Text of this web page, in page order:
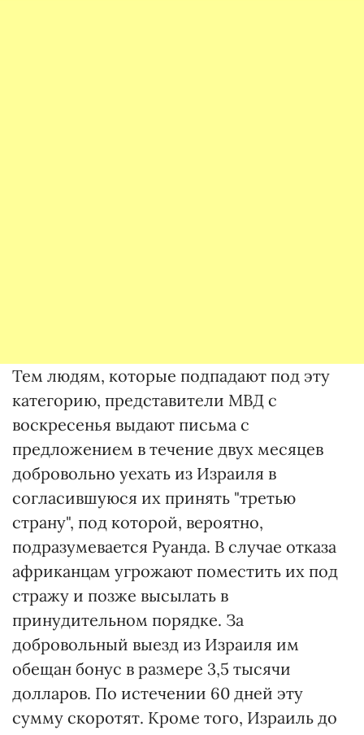
Тем людям, которые подпадают под эту
категорию, представители МВД с
воскресенья выдают письма с
предложением в течение двух месяцев
добровольно уехать из Израиля в
согласившуюся их принять "третью
страну", под которой, вероятно,
подразумевается Руанда. В случае отказа
африканцам угрожают поместить их под
стражу и позже высылать в
принудительном порядке. За
добровольный выезд из Израиля им
обещан бонус в размере 3,5 тысячи
долларов. По истечении 60 дней эту
сумму скоротят. Кроме того, Израиль до